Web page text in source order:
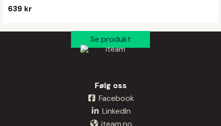
639 kr
Følg oss
Facebook
LinkedIn
iteam.no